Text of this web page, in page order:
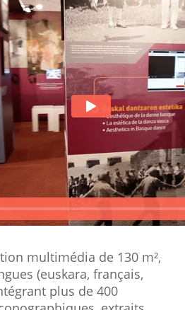
multimédia de 130 m²,
(euskara, français,
plus de 400